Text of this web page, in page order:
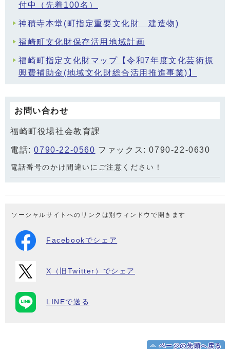
付中（先着100名）
神積寺本堂(町指定重要文化財 建造物)
福崎町文化財保存活用地域計画
福崎町指定文化財マップ【令和7年度文化芸術振
興費補助金(地域文化財総合活用推進事業)】
お問い合わせ
福崎町役場社会教育課
電話:0790-22-0560 ファックス: 0790-22-0630
電話番号のかけ間違いにご注意ください！
ソーシャルサイトへのリンクは別ウィンドウで開きます
Facebookでシェア
X（旧Twitter）でシェア
LINEで送る
ページの先頭へ戻る